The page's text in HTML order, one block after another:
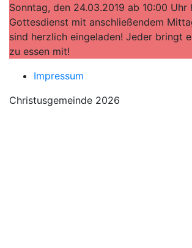
Sonntag, den 24.03.2019 ab 10:00 Uhr
Gottesdienst mit anschließendem
sind herzlich eingeladen! Jeder bringt
zu essen mit!
Impressum
Christusgemeinde 2026